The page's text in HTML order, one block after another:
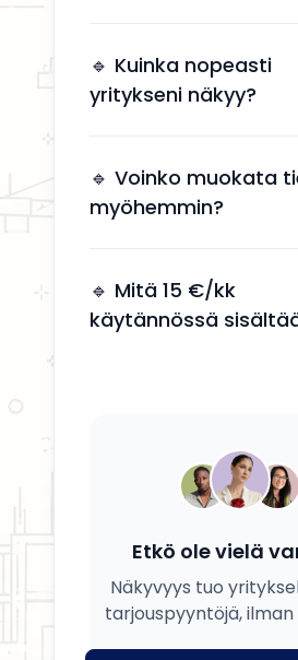
yhteydenottoja ilman,
tarvitsee käyttää aikaa
markkinointiin.
🔹 Kuinka nopeasti
yritykseni näkyy?
kuluessa aktivoinnin
🔹 Voinko muokata
myöhemmin?
ja kuvauksesi milloin
🔹 Mitä 15 €/kk
käytännössä
Etkö ole vielä
Näkyvyys tuo
tarjouspyyntöjä,